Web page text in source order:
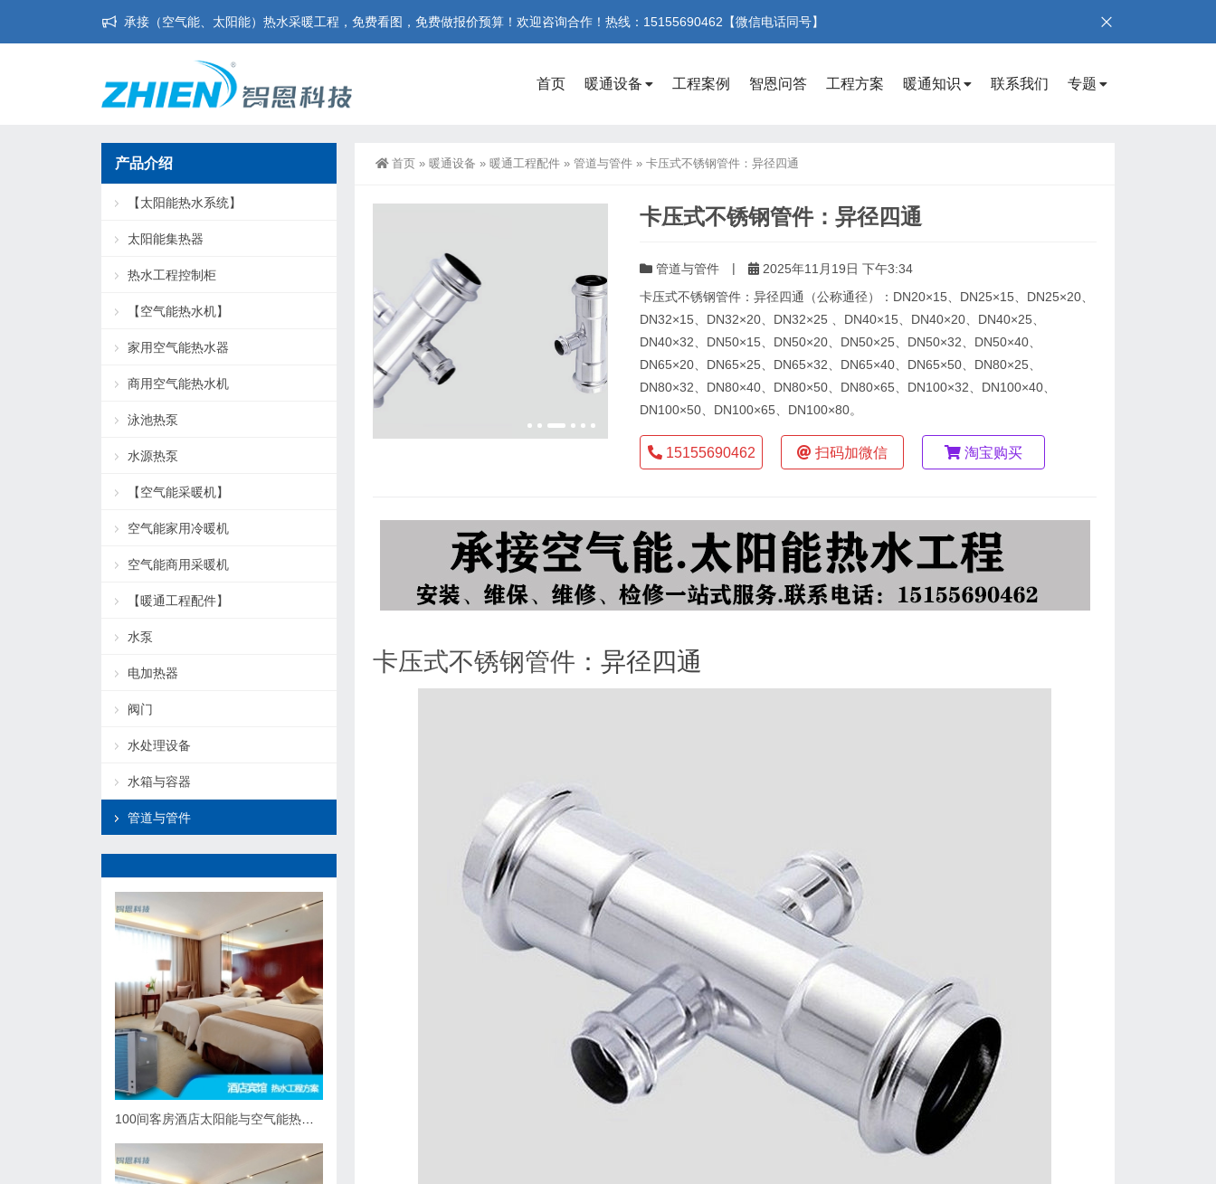
承接（空气能、太阳能）热水采暖工程，免费看图，免费做报价预算！欢迎咨询合作！热线：15155690462【微信电话同号】
首页 暖通设备 工程案例 智恩问答 工程方案 暖通知识 联系我们 专题
首页 » 暖通设备 » 暖通工程配件 » 管道与管件 » 卡压式不锈钢管件：异径四通
卡压式不锈钢管件：异径四通
管道与管件 |
2025年11月19日 下午3:34
卡压式不锈钢管件：异径四通（公称通径）：DN20×15、DN25×15、DN25×20、
DN32×15、DN32×20、DN32×25 、DN40×15、DN40×20、DN40×25、
DN40×32、DN50×15、DN50×20、DN50×25、DN50×32、DN50×40、
DN65×20、DN65×25、DN65×32、DN65×40、DN65×50、DN80×25、
DN80×32、DN80×40、DN80×50、DN80×65、DN100×32、DN100×40、
DN100×50、DN100×65、DN100×80。
15155690462 扫码加微信 淘宝购买
卡压式不锈钢管件 ：异径四通
产品介绍
【太阳能热水系统】
太阳能集热器
热水工程控制柜
【空气能热水机】
家用空气能热水器
商用空气能热水机
泳池热泵
水源热泵
【空气能采暖机】
空气能家用冷暖机
空气能商用采暖机
【暖通工程配件】
水泵
电加热器
阀门
水处理设备
水箱与容器
管道与管件